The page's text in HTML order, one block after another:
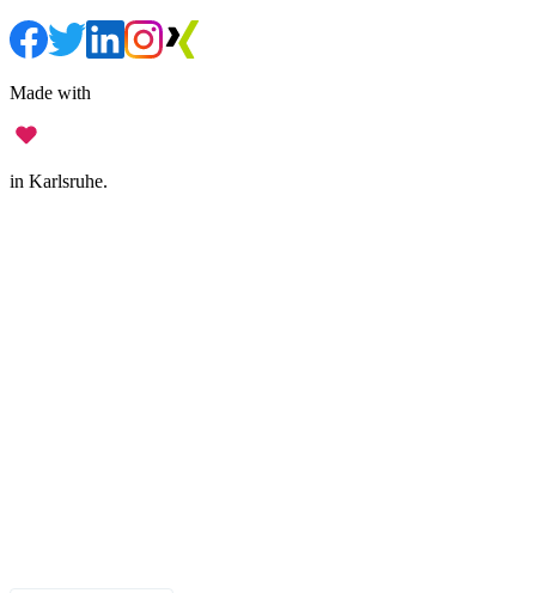
Made with
in Karlsruhe.